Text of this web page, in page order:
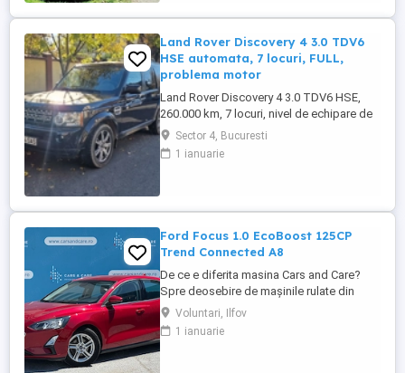
Land Rover Discovery 4 3.0 TDV6
HSE automata, 7 locuri, FULL,
problema motor
Land Rover Discovery 4 3.0 TDV6 HSE,
260.000 km, 7 locuri, nivel de echipare de
top. DETALII MOTOR ȘI STAREA
CURENTA: - Motor 3.0 TDV6 (2993 CC),
244 CP, Tracțiune integrală (4x4), Cutie
sistemul de răcire. - Diagnostic ...
Sector 4, Bucuresti
1 ianuarie
Ford Focus 1.0 EcoBoost 125CP
Trend Connected A8
De ce e diferita masina Cars and Care?
Spre deosebire de mașinile rulate din
piața obișnuită, aceasta vine direct din
flota proprie a Business Lease — parte a
grupului internațional Autobinck, cu peste
Voluntari, Ilfov
1 ianuarie